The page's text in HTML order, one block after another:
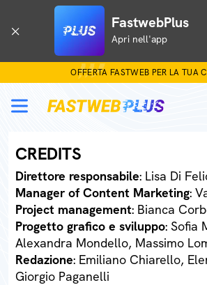
FastwebPlus
Apri nell'app
OFFERTA FASTWEB PER LA TUA
CREDITS
Direttore responsabile: Lisa Di
Manager of Content Marketing:
Project management: Bianca
Progetto grafico e sviluppo: Sofia
Alexandra Mondello, Massimo
Redazione: Emiliano Chiarello,
Giorgio Paganelli